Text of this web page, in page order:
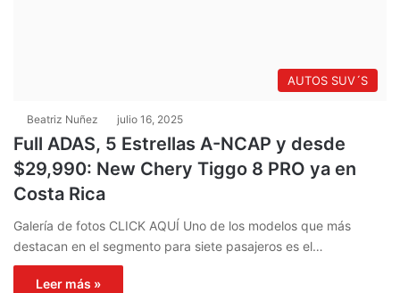
AUTOS SUV´S
Beatriz Nuñez julio 16, 2025
Full ADAS, 5 Estrellas A-NCAP y desde
$29,990: New Chery Tiggo 8 PRO ya en
Costa Rica
Galería de fotos CLICK AQUÍ Uno de los modelos que más
destacan en el segmento para siete pasajeros es el…
Leer más »